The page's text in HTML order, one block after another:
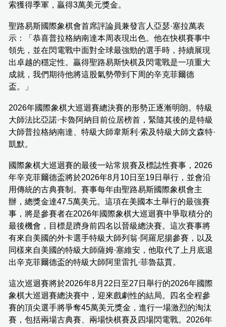
索獲得季軍，贏得3萬美元獎金。
聖路易斯國際象棋會首席評論員兼發言人亞瑟·塞拉萬表
示：「恭喜普拉格納南達本周表現出色。他在快棋賽事中
領先，並在閃電戰中面對全球最強勁的選手時，持續展現
出卓越的穩定性。贏得聖路易斯快棋及閃電戰是一項重大
成就，我們期待他將這股氣勢帶到下周的辛克菲爾德
盃。」
2026年國際象棋大巡迴賽總決賽的形勢正逐漸明朗。特級
大師法比亞諾·卡魯阿納目前位居榜首，緊隨其後的是特級
大師普拉格納南達、特級大師韋斯利·索及特級大師文森特·
凱默。
國際象棋大巡迴賽的最後一站常規賽及標誌性賽事，2026
年辛克菲爾德盃將於2026年8月10日至19日舉行，並會沿
用傳統的古典賽制。賽事每年由聖路易斯國際象棋會主
辦，總獎金達47.5萬美元。這項在美國本土舉行的最強賽
事，將是參賽者在2026年國際象棋大巡迴賽中爭取積分的
最後機會，目標是躋身前四名以晉級總決賽。這次賽事將
有來自美國的外卡選手特級大師列翁·阿羅尼揚參賽，以及
同樣來自美國的特級大師薩姆·塞維安，他取代了上月底退
出辛克菲爾德盃的特級大師阿里雷扎·菲魯茲賈。
這次巡迴賽將於2026年8月22日至27日舉行的2026年國際
象棋大巡迴賽總決賽中，迎來戲劇性的結局。四名全程參
賽的頂尖選手將爭奪45萬美元獎金，進行一場激烈的淘汰
賽，包括兩場古典賽、兩場快棋賽及四場閃電戰。2026年